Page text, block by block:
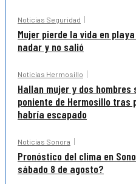
Noticias Seguridad
Mujer pierde la vida en
nadar y no salió
Noticias Hermosillo
Hallan mujer y dos
poniente de Hermosillo tras
habría escapado
Noticias Sonora
Pronóstico del clima en
sábado 8 de agosto?